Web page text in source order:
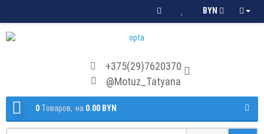
BYN
+375(29)7620370
@Motuz_Tatyana
0 Tоваров, на 0.00 BYN